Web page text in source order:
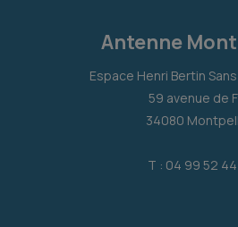
Antenne
Espace Henri Bertin
59 avenue de
34080
T : 04 99 52